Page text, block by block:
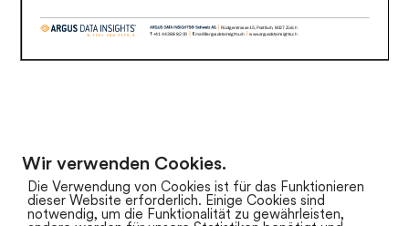
zum Newsarchiv
Wir verwenden Cookies.
Die Verwendung von Cookies ist für das Funktionieren
dieser Website erforderlich. Einige Cookies sind
notwendig, um die Funktionalität zu gewährleisten,